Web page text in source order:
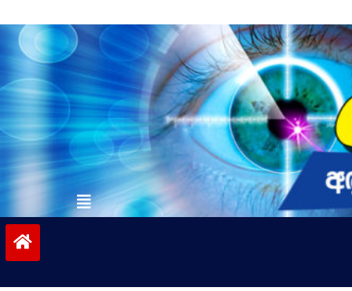
to
contentvinivida.lk